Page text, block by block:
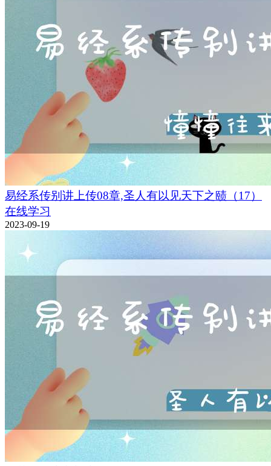
易经系传别讲上传08章,圣人有以见天下之赜（17）
在线学习
2023-09-19